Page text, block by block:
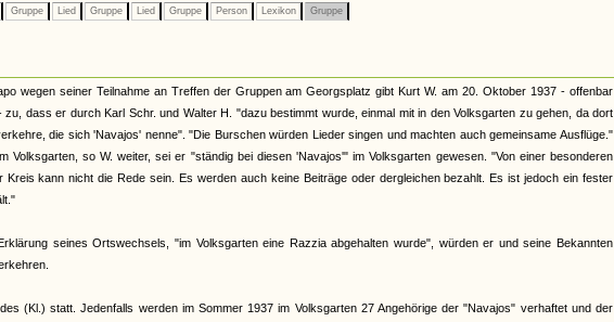
Gruppe Lied Gruppe Lied Gruppe Person Lexikon Gruppe
wegen seiner Teilnahme an Treffen der Gruppen am Georgsplatz gibt Kurt W. am 20. Oktober 1937 - offenbar
zu, dass er durch Karl Schr. und Walter H. "dazu bestimmt wurde, einmal mit in den Volksgarten zu gehen, da dort
die sich 'Navajos' nenne". "Die Burschen würden Lieder singen und machten auch gemeinsame Ausflüge."
Volksgarten, so W. weiter, sei er "ständig bei diesen 'Navajos'" im Volksgarten gewesen. "Von einer besonderen
Kreis kann nicht die Rede sein. Es werden auch keine Beiträge oder dergleichen bezahlt. Es ist jedoch ein fester
seines Ortswechsels, "im Volksgarten eine Razzia abgehalten wurde", würden er und seine Bekannten
(Kl.) statt. Jedenfalls werden im Sommer 1937 im Volksgarten 27 Angehörige der "Navajos" verhaftet und der